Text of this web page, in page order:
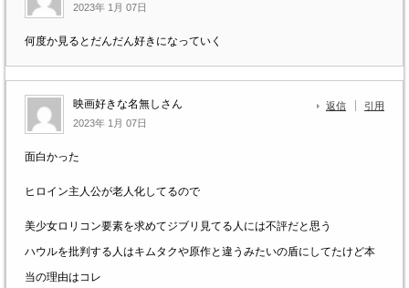
2023年 1月 07日
何度か見るとだんだん好きになっていく
映画好きな名無しさん
2023年 1月 07日
返信 引用
面白かった
ヒロイン主人公が老人化してるので
美少女ロリコン要素を求めてジブリ見てる人には不評だと思う
ハウルを批判する人はキムタクや原作と違うみたいの盾にしてたけど本
当の理由はコレ